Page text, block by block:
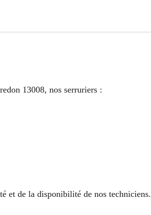
13008, nos serruriers :
et de la disponibilité de nos techniciens.